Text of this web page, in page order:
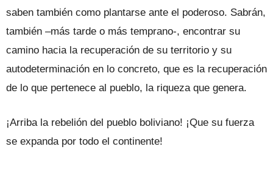
saben también como plantarse ante el poderoso. Sabrán,
también –más tarde o más temprano-, encontrar su
camino hacia la recuperación de su territorio y su
autodeterminación en lo concreto, que es la recuperación
de lo que pertenece al pueblo, la riqueza que genera.
¡Arriba la rebelión del pueblo boliviano! ¡Que su fuerza
se expanda por todo el continente!